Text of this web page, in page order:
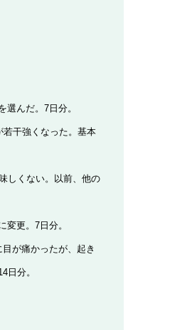
んだ。7日分。
干強くなった。基本
しくない。以前、他の
更。7日分。
が痛かったが、起き
日分。